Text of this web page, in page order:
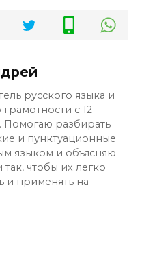
русского языка и
грамотности с 12-
Помогаю разбирать
и пунктуационные
языком и объясняю
чтобы их легко
и применять на